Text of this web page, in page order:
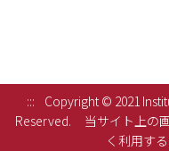
:::
Copyright © 2021
Reserved.
当サイト上の
く利用す